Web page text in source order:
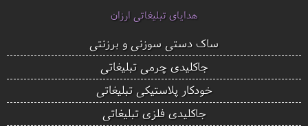
هدایای تبلیغاتی ارزان
ساک دستی سوزنی و برزنتی
جاکلیدی چرمی تبلیغاتی
خودکار پلاستیکی تبلیغاتی
جاکلیدی فلزی تبلیغاتی